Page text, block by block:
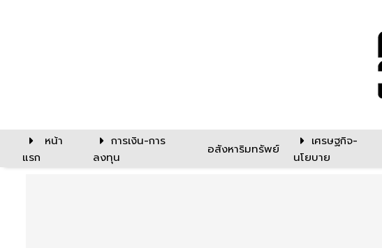
หน้า
แรก
การเงิน-การ
ลงทุน
อสังหาริมทรัพย์
เศรษฐกิจ-
นโยบาย